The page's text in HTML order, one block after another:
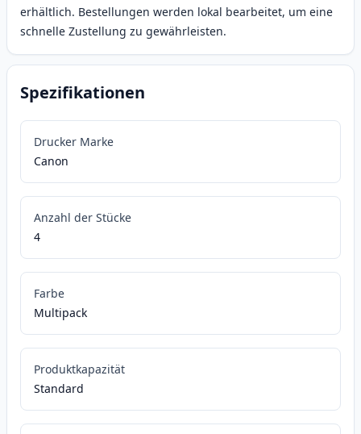
erhältlich. Bestellungen werden lokal bearbeitet, um eine
schnelle Zustellung zu gewährleisten.
Spezifikationen
Drucker Marke
Canon
Anzahl der Stücke
4
Farbe
Multipack
Produktkapazität
Standard